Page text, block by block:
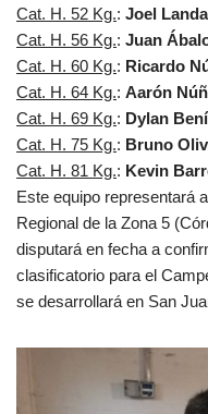
Cat. H. 52 Kg.: Joel Landa
Cat. H. 56 Kg.: Juan
Cat. H. 60 Kg.: Ricardo
Cat. H. 64 Kg.: Aarón
Cat. H. 69 Kg.: Dylan
Cat. H. 75 Kg.: Bruno
Cat. H. 81 Kg.: Kevin
Este equipo representará
Regional de la Zona 5
disputará en fecha a
clasificatorio para el
se desarrollará en San